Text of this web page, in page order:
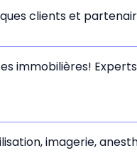
clients et
immobilières!
imagerie,